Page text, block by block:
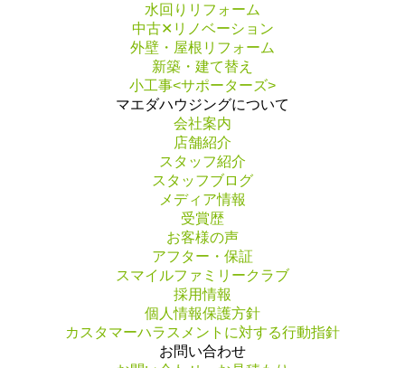
水回りリフォーム
中古✕リノベーション
外壁・屋根リフォーム
新築・建て替え
小工事<サポーターズ>
マエダハウジングについて
会社案内
店舗紹介
スタッフ紹介
スタッフブログ
メディア情報
受賞歴
お客様の声
アフター・保証
スマイルファミリークラブ
採用情報
個人情報保護方針
カスタマーハラスメントに対する行動指針
お問い合わせ